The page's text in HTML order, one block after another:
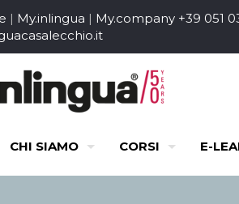
| My.inlingua | My.company +39 051
CHI SIAMO CORSI E-